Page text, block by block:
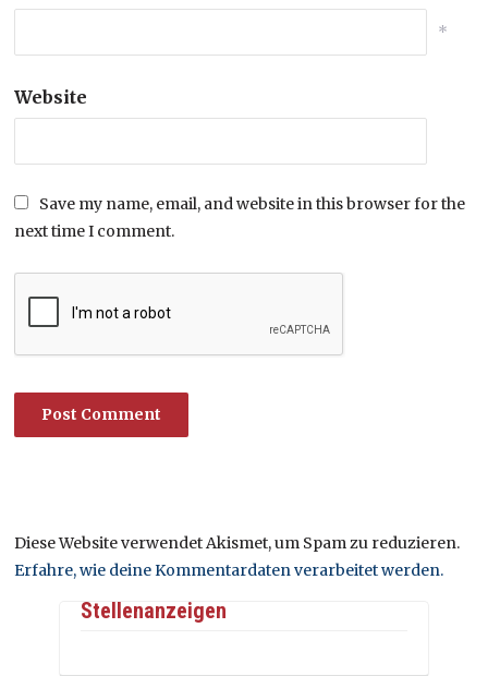
*
Website
Save my name, email, and website in this browser for the
next time I comment.
Diese Website verwendet Akismet, um Spam zu reduzieren.
Erfahre, wie deine Kommentardaten verarbeitet werden.
Stellenanzeigen